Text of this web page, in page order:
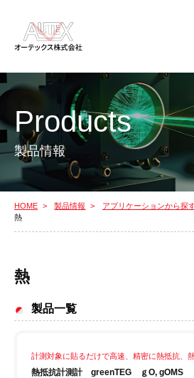
Products
製品情報
HOME 製品情報 アプリケーションから探
熱
熱
製品一覧
計測対象に貼るだけで高速、精密に熱抵抗、
熱抵抗計測計 greenTEG ｇO, gOMS